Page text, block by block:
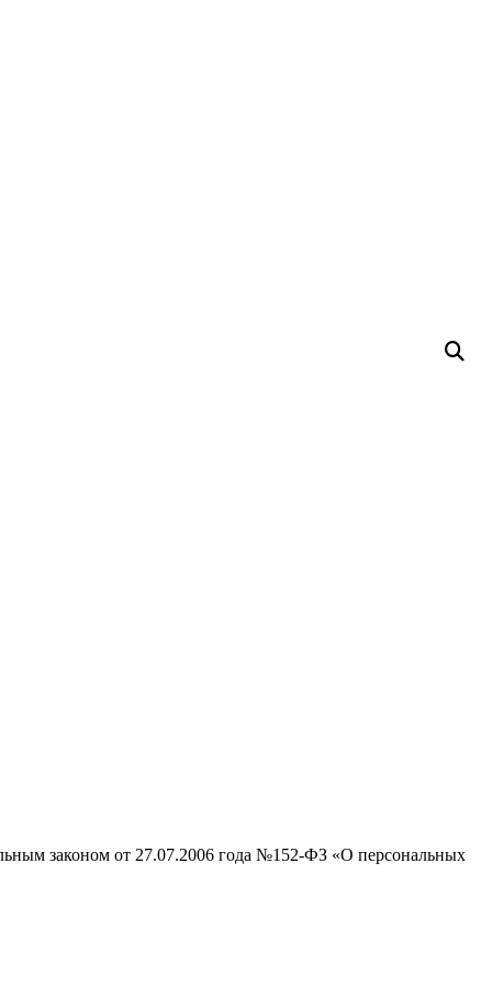
законом от 27.07.2006 года №152-ФЗ «О персональных